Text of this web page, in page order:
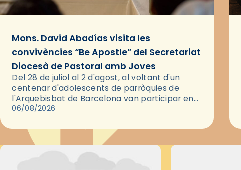
Mons. David Abadías visita les
convivències “Be Apostle” del Secretariat
Diocesà de Pastoral amb Joves
Del 28 de juliol al 2 d'agost, al voltant d'un
centenar d'adolescents de parròquies de
l'Arquebisbat de Barcelona van participar en
les convivències Be Apostle, organitzades pel
06/08/2026